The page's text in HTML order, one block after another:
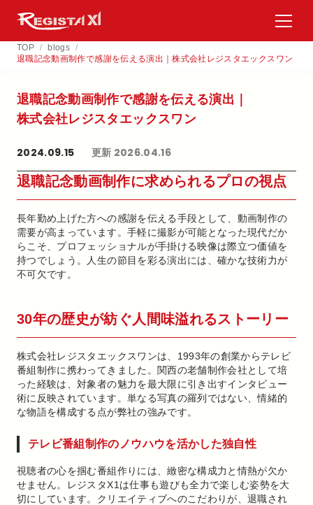
TOP / blogs /
退職記念動画制作で感謝を伝える演出｜株式会社レジスタエックスワン
退職記念動画制作で​感謝を​伝える​演出｜
株式会社レジスタエックスワン
2024.09.15 更新 2026.04.16
退職記念動画制作に求められるプロの視点
長年勤め上げた方への感謝を伝える手段として、動画制作の
需要が高まっています。手軽に撮影が可能となった現代だか
らこそ、プロフェッショナルが手掛ける映像は際立つ価値を
持つでしょう。人生の節目を彩る演出には、確かな技術力が
不可欠です。
30年の歴史が紡ぐ人間味溢れるストーリー
株式会社レジスタエックスワンは、1993年の創業からテレビ
番組制作に携わってきました。関西の老舗制作会社として培
った経験は、対象者の魅力を最大限に引き出すインタビュー
術に反映されています。単なる写真の羅列ではない、情緒的
な物語を構成する点が弊社の強みです。
テレビ番組制作のノウハウを活かした独自性
視聴者の心を掴む番組作りには、緻密な構成力と情熱が欠か
せません。レジスタX1は仕事も遊びも全力で楽しむ姿勢を大
切にしています。クリエイティブへのこだわりが、退職され